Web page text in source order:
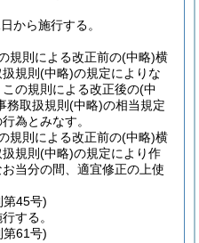
から施行する。
規則による改正前の(中略)横
規則 (中略)の規定によりな
の規則による改正後の(中
務取扱規則 (中略)の相当規定
為とみなす。
規則による改正前の(中略)横
規則 (中略)の規定により作
当分の間、適宜修正の上使
第45号)
する。
第61号)